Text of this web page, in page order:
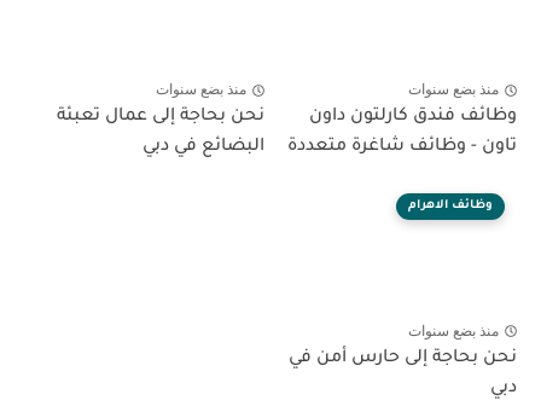
منذ بضع سنوات
وظائف فندق كارلتون داون
تاون - وظائف شاغرة متعددة
منذ بضع سنوات
نحن بحاجة إلى عمال تعبئة
البضائع في دبي
وظائف الاهرام
منذ بضع سنوات
نحن بحاجة إلى حارس أمن في
دبي